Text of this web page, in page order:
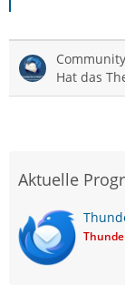
Hat das
Aktuelle